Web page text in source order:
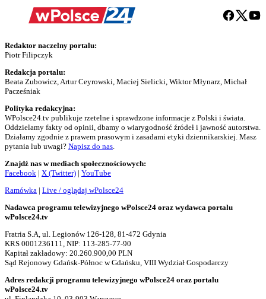
Redaktor naczelny portalu:
Piotr Filipczyk
Redakcja portalu:
Beata Zubowicz, Artur Ceyrowski, Maciej Sielicki, Wiktor Młynarz, Michał
Pacześniak
Polityka redakcyjna:
WPolsce24.tv publikuje rzetelne i sprawdzone informacje z Polski i świata.
Oddzielamy fakty od opinii, dbamy o wiarygodność źródeł i jawność autorstwa.
Działamy zgodnie z prawem prasowym i zasadami etyki dziennikarskiej. Masz
pytania lub uwagi? Napisz do nas.
Znajdź nas w mediach społecznościowych:
Facebook | X (Twitter) | YouTube
Ramówka | Live / oglądaj wPolsce24
Nadawca programu telewizyjnego wPolsce24 oraz wydawca portalu
wPolsce24.tv
Fratria S.A, ul. Legionów 126-128, 81-472 Gdynia
KRS 0001236111, NIP: 113-285-77-90
Kapitał zakładowy: 20.260.900,00 PLN
Sąd Rejonowy Gdańsk-Północ w Gdańsku, VIII Wydział Gospodarczy
Adres redakcji programu telewizyjnego wPolsce24 oraz portalu
wPolsce24.tv